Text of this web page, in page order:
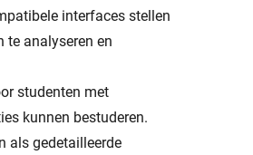
interfaces stellen
te analyseren en
studenten met
kunnen bestuderen.
als gedetailleerde